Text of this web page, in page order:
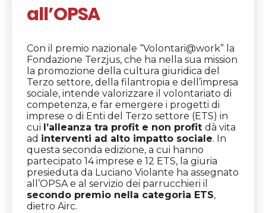
all’OPSA
Con il premio nazionale “Volontari@work” la
Fondazione Terzjus, che ha nella sua mission
la promozione della cultura giuridica del
Terzo settore, della filantropia e dell’impresa
sociale, intende valorizzare il volontariato di
competenza, e far emergere i progetti di
imprese o di Enti del Terzo settore (ETS) in
cui l’alleanza tra profit e non profit dà vita
ad interventi ad alto impatto sociale. In
questa seconda edizione, a cui hanno
partecipato 14 imprese e 12 ETS, la giuria
presieduta da Luciano Violante ha assegnato
all’OPSA e al servizio dei parrucchieri il
secondo premio nella categoria ETS,
dietro Airc.